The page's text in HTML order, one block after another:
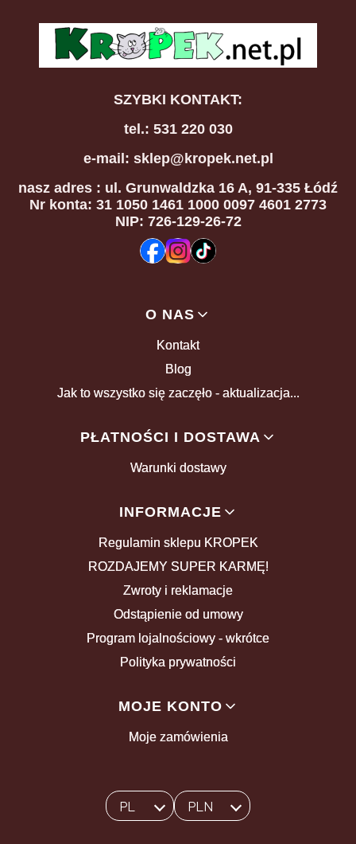
SZYBKI KONTAKT:
tel.: 531 220 030
e-mail: sklep@kropek.net.pl
nasz adres : ul. Grunwaldzka 16 A, 91-335 Łódź
Nr konta: 31 1050 1461 1000 0097 4601 2773
NIP: 726-129-26-72
O NAS
Kontakt
Blog
Jak to wszystko się zaczęło - aktualizacja...
PŁATNOŚCI I DOSTAWA
Warunki dostawy
INFORMACJE
Regulamin sklepu KROPEK
ROZDAJEMY SUPER KARMĘ!
Zwroty i reklamacje
Odstąpienie od umowy
Program lojalnościowy - wkrótce
Polityka prywatności
MOJE KONTO
Moje zamówienia
Wybrany język:
PL
polski Wybrana waluta:
PLN